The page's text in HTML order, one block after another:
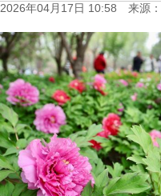
2026年04月17日 10:58 来源